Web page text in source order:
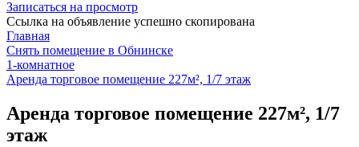
Записаться на просмотр
Ссылка на объявление успешно скопирована
Главная
Снять помещение в Обнинске
1-комнатное
Аренда торговое помещение 227м², 1/7 этаж
Аренда торговое помещение 227м², 1/7
этаж